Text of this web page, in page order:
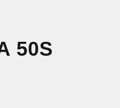
50S